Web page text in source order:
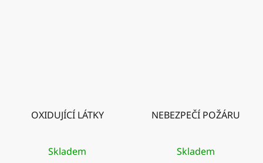
OXIDUJÍCÍ LÁTKY
Skladem
NEBEZPEČÍ POŽÁRU
Skladem